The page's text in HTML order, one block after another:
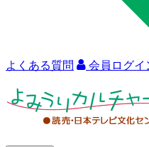
よくある質問 会員ログイ